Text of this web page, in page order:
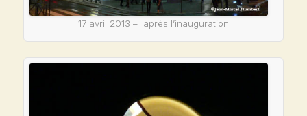
17 avril 2013 – après l’inauguration